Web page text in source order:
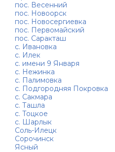
пос. Весенний
пос. Новоорск
пос. Новосергиевка
пос. Первомайский
пос. Саракташ
с. Ивановка
с. Илек
с. имени 9 Января
с. Нежинка
с. Палимовка
с. Подгородняя Покровка
с. Сакмара
с. Ташла
с. Тоцкое
с. Шарлык
Соль-Илецк
Сорочинск
Ясный